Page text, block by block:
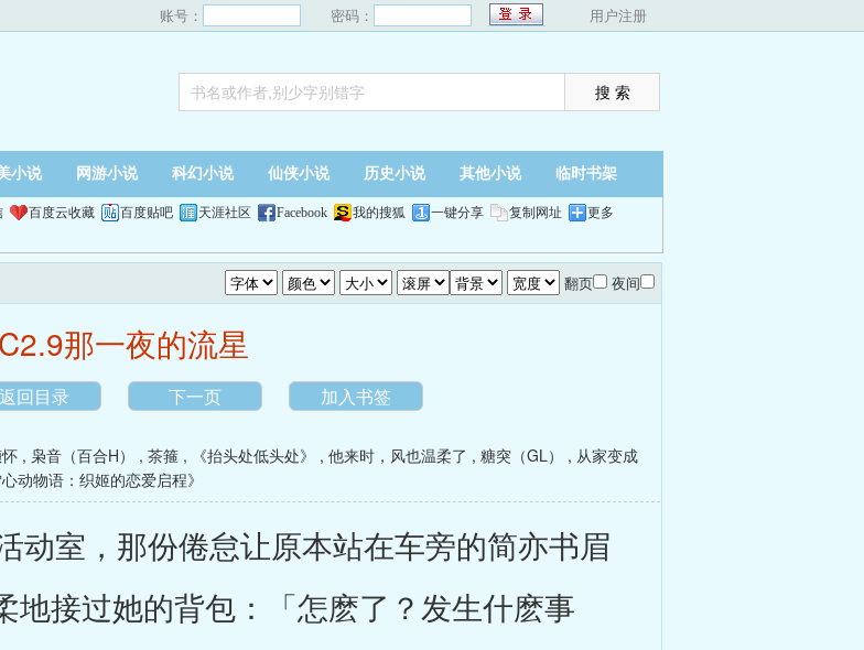
账号： 密码： 用户注册
小说 网游小说 科幻小说 仙侠小说 历史小说 其他小说 临时书架
百度云收藏 百度贴吧 天涯社区 Facebook 我的搜狐 一键分享 复制网址 更多
翻页 夜间
C2.9那一夜的流星
返回目录 下一页 加入书签
, 枭音（百合H） , 茶箍 , 《抬头处低头处》 , 他来时，风也温柔了 , 糖突（GL） , 从家变成
心动物语：织姬的恋爱启程》
室，那份倦怠让原本站在车旁的简亦书眉
地接过她的背包：「怎麽了？发生什麽事